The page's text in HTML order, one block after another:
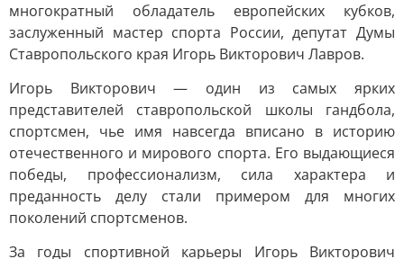
многократный обладатель европейских кубков,
заслуженный мастер спорта России, депутат Думы
Ставропольского края Игорь Викторович Лавров.
Игорь Викторович — один из самых ярких
представителей ставропольской школы гандбола,
спортсмен, чье имя навсегда вписано в историю
отечественного и мирового спорта. Его выдающиеся
победы, профессионализм, сила характера и
преданность делу стали примером для многих
поколений спортсменов.
За годы спортивной карьеры Игорь Викторович